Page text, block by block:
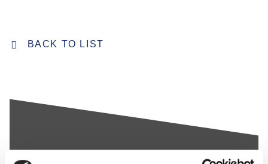
BACK TO LIST